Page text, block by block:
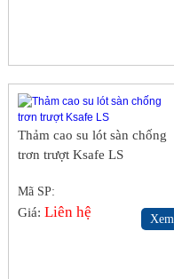
Thảm cao su lót sàn chống
trơn trượt Ksafe LS
Mã SP:
Giá:Liên hệ Xem